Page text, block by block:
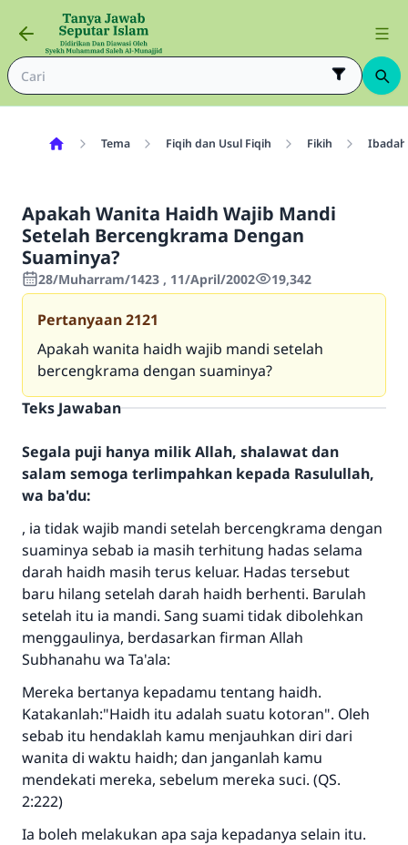
Tema Fiqih dan Usul Fiqih Fikih
Apakah Wanita Haidh Wajib Mandi
Setelah Bercengkrama Dengan
Suaminya?
28/Muharram/1423 , 11/April/2002 19,342
Pertanyaan2121
Apakah wanita haidh wajib mandi setelah
bercengkrama dengan suaminya?
Teks Jawaban
Segala puji hanya milik Allah, shalawat dan
salam semoga terlimpahkan kepada Rasulullah,
wa ba'du:
, ia tidak wajib mandi setelah bercengkrama dengan
suaminya sebab ia masih terhitung hadas selama
darah haidh masih terus keluar. Hadas tersebut
baru hilang setelah darah haidh berhenti. Barulah
setelah itu ia mandi. Sang suami tidak dibolehkan
menggaulinya, berdasarkan firman Allah
Subhanahu wa Ta'ala:
Mereka bertanya kepadamu tentang haidh.
Katakanlah:"Haidh itu adalah suatu kotoran". Oleh
sebab itu hendaklah kamu menjauhkan diri dari
wanita di waktu haidh; dan janganlah kamu
mendekati mereka, sebelum mereka suci. (QS.
2:222)
Ia boleh melakukan apa saja kepadanya selain itu.